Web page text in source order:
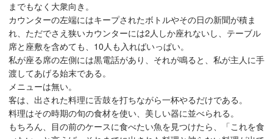
までもなく大衆向き。
カウンターの左端にはキープされたボトルやその日の新聞が積ま
れ、ただでさえ狭いカウンターには2人しか座れないし、テーブル
席と座敷を含めても、10人も入ればいっぱい。
私が座る席の左側には黒電話があり、それが鳴ると、私が主人に手
渡してあげる始末である。
メニューは無い。
客は、出された料理に舌鼓を打ちながら一杯やるだけである。
料理はその時期の旬の食材を使い、美しい器に並べられる。
もちろん、目の前のケースに食べたい魚を見つけたら、「これを食